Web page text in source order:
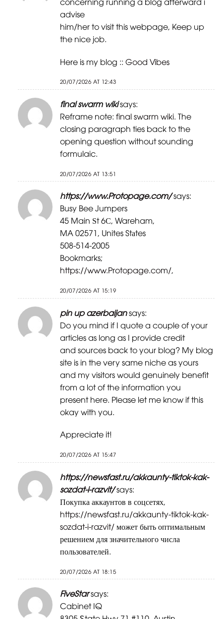
advise
him/her to visit this webpage, Keep up
the nice job.
Here is my blog :: Good Vibes
20/07/2026 AT 12:43
final swarm wikisays:
Reframe note: final swarm wiki. The
closing paragraph ties back to the
opening question without sounding
formulaic.
20/07/2026 AT 13:51
https://www.Protopage.com/says:
Busy Bee Jumpers
45 Main Ѕt 6Ϲ, Wareham,
MA 02571, Unites Stаtes
508-514-2005
Bookmarks;
https://www.Protopage.com/,
20/07/2026 AT 15:19
pin up azerbaijansays:
Do you mind if I quote a couple of your
articles as long as I provide credit
and sources back to your blog? My blog
site is in the very same niche as yours
and my visitors would genuinely benefit
from a lot of the information you
present here. Please let me know if this
okay with you.
Appreciate it!
20/07/2026 AT 15:47
https://newsfast.ru/akkaunty-tiktok-kak-
sozdat-i-razvit/says:
Покупка аккаунтов в соцсетях,
https://newsfast.ru/akkaunty-tiktok-kak-
sozdat-i-razvit/может быть оптимальным
решением для значительного числа
пользователей.
20/07/2026 AT 18:15
FiveStarsays:
Cabinet IQ